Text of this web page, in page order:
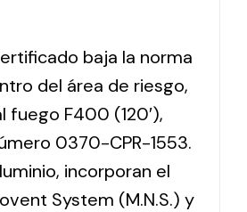
baja la norma
del área de riesgo,
fuego F400 (120′),
0370-CPR-1553.
incorporan el
System (M.N.S.) y